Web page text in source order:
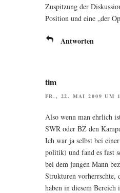
Zuspit­zung der
Posi­ti­on und eine „der
Antworten
tim
FR., 22. MAI 2009 UM
Also wenn man ehr­lich
SWR oder BZ den
Ich war ja selbst bei
po­li­tik) und fand es fast
bei dem jun­gen Mann
Struk­tu­ren vor­herrsch­te,
haben in die­sem Bereich